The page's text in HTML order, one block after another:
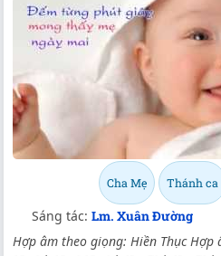
Cha Mẹ Thánh ca
Sáng tác: Lm. Xuân Đường
Hợp âm theo giọng: Hiền Thục Hợp